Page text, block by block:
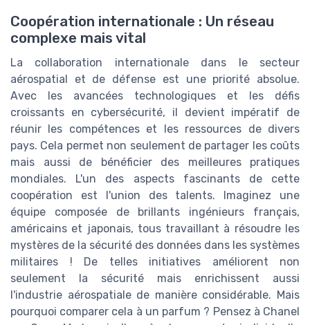
Coopération internationale : Un réseau
complexe mais vital
La collaboration internationale dans le secteur
aérospatial et de défense est une priorité absolue.
Avec les avancées technologiques et les défis
croissants en cybersécurité, il devient impératif de
réunir les compétences et les ressources de divers
pays. Cela permet non seulement de partager les coûts
mais aussi de bénéficier des meilleures pratiques
mondiales. L'un des aspects fascinants de cette
coopération est l'union des talents. Imaginez une
équipe composée de brillants ingénieurs français,
américains et japonais, tous travaillant à résoudre les
mystères de la sécurité des données dans les systèmes
militaires ! De telles initiatives améliorent non
seulement la sécurité mais enrichissent aussi
l'industrie aérospatiale de manière considérable. Mais
pourquoi comparer cela à un parfum ? Pensez à Chanel